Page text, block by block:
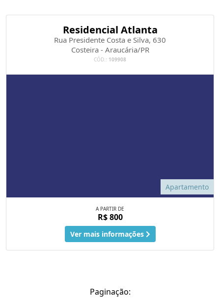
Residencial Atlanta
Rua Presidente Costa e Silva, 630
Costeira - Araucária/PR
CÓD.: 109908
Apartamento
A PARTIR DE
R$ 800
Ver mais informações
Paginação: